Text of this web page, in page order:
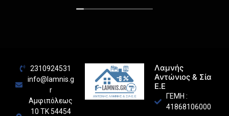
2310924531
info@lamnis.g
r
Αμφιπόλεως
10 ΤΚ 54454
Λαμνής
Αντώνιος & Σία
Ε.Ε
ΓΕΜΗ :
41868106000